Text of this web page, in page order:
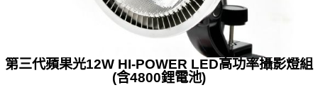
第三代蘋果光12W HI-POWER LED高功率攝影燈組
(含4800鋰電池)